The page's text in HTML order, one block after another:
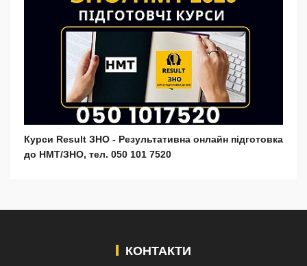
Курси Result ЗНО - Результативна онлайн підготовка
до НМТ/ЗНО, тел. 050 101 7520
КОНТАКТИ